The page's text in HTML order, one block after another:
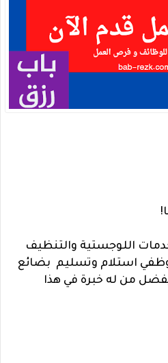
اللوجستية والتنظيف
استلام وتسليم بضائع
من له خبرة في هذا